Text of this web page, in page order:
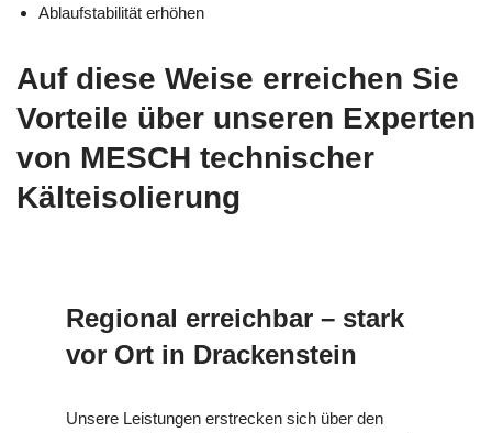
Ablaufstabilität erhöhen
Auf diese Weise erreichen Sie
Vorteile über unseren Experten
von MESCH technischer
Kälteisolierung
Regional erreichbar – stark
vor Ort in Drackenstein
Unsere Leistungen erstrecken sich über den